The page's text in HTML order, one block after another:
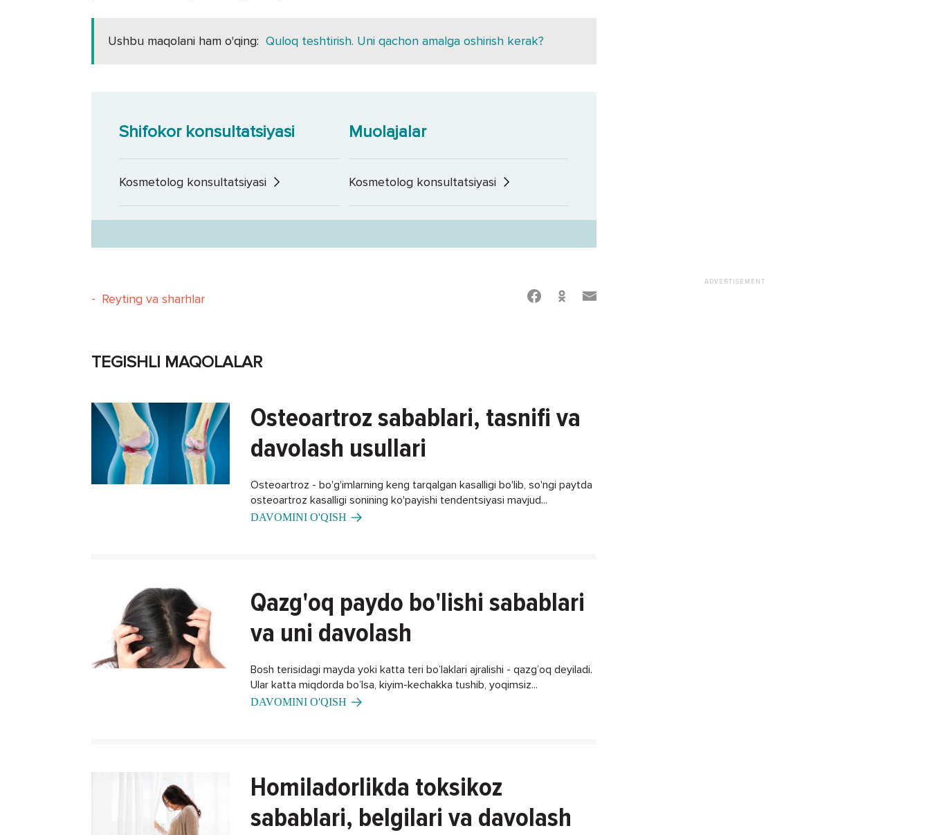
Ushbu maqolani ham o'qing: Quloq teshtirish. Uni qachon amalga oshirish kerak?
Shifokor konsultatsiyasi
Kosmetolog konsultatsiyasi
Muolajalar
Kosmetolog konsultatsiyasi
- Reyting va sharhlar
TEGISHLI MAQOLALAR
Osteoartroz sabablari, tasnifi va
davolash usullari
Osteoartroz - bo'g'imlarning keng tarqalgan kasalligi bo'lib, so'ngi paytda
osteoartroz kasalligi sonining ko'payishi tendentsiyasi mavjud...
DAVOMINI O'QISH
Qazg'oq paydo bo'lishi sabablari
va uni davolash
Bosh terisidagi mayda yoki katta teri bo’laklari ajralishi - qazg’oq deyiladi.
Ular katta miqdorda bo’lsa, kiyim-kechakka tushib, yoqimsiz...
DAVOMINI O'QISH
Homiladorlikda toksikoz
sabablari, belgilari va davolash